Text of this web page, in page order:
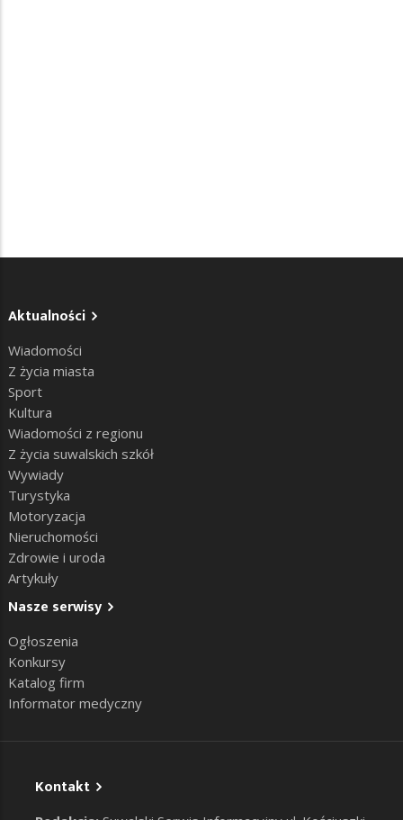
Aktualności
Wiadomości
Z życia miasta
Sport
Kultura
Wiadomości z regionu
Z życia suwalskich szkół
Wywiady
Turystyka
Motoryzacja
Nieruchomości
Zdrowie i uroda
Artykuły
Nasze serwisy
Ogłoszenia
Konkursy
Katalog firm
Informator medyczny
Kontakt